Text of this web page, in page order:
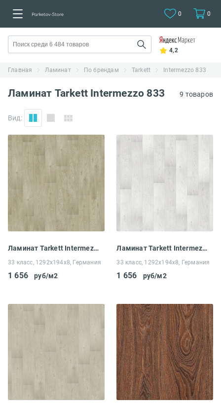
0 0
4,2
Главная Ламинат По брендам Tarkett Intermezzo 833
Ламинат Tarkett Intermezzo 833 9 товаров
Вид:
Ламинат Tarkett Intermezzo 833 Дуб Соната бежевый
33 класс, 1292x194x8, Германия
1 656 руб/м2
Ламинат Tarkett Intermezzo 833 Дуб Соната белый
33 класс, 1292x194x8, Германия
1 656 руб/м2